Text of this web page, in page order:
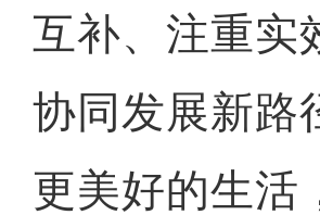
互补、注重实
协同发展新路
更美好的生活